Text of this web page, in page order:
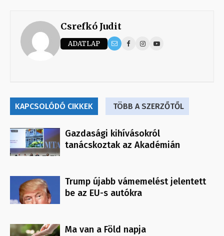
Csrefkó Judit
ADATLAP
KAPCSOLÓDÓ CIKKEK TÖBB A SZERZŐTŐL
Gazdasági kihívásokról
tanácskoztak az Akadémián
Trump újabb vámemelést jelentett
be az EU-s autókra
Ma van a Föld napja